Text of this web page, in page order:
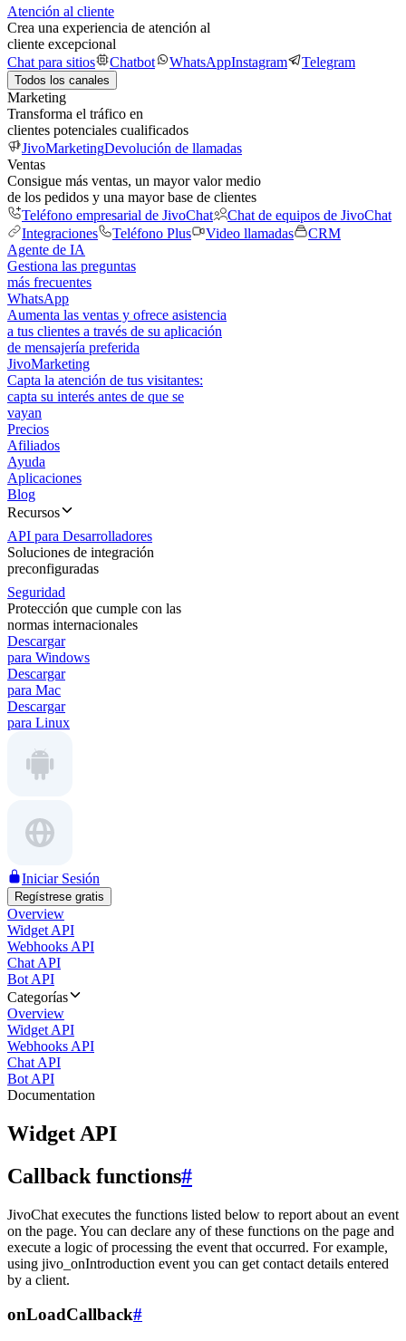
Atención al cliente
Crea una experiencia de atención al
cliente excepcional
Chat para sitios
Chatbot WhatsAppInstagram Telegram
Todos los canales
Marketing
Transforma el tráfico en
clientes potenciales cualificados
JivoMarketingDevolución de llamadas
Ventas
Consigue más ventas, un mayor valor medio
de los pedidos y una mayor base de clientes
Teléfono empresarial de JivoChat
Chat de equipos de JivoChat
Integraciones
Teléfono Plus Video llamadas
CRM
Agente de IA
Gestiona las preguntas
más frecuentes
WhatsApp
Aumenta las ventas y ofrece asistencia
a tus clientes a través de su aplicación
de mensajería preferida
JivoMarketing
Capta la atención de tus visitantes:
capta su interés antes de que se
vayan
Precios
Afiliados
Ayuda
Aplicaciones
Blog
Recursos
API para Desarrolladores
Soluciones de integración
preconfiguradas
Seguridad
Protección que cumple con las
normas internacionales
Descargar
para Windows
Descargar
para Mac
Descargar
para Linux
Iniciar Sesión
Regístrese gratis
Overview
Widget API
Webhooks API
Chat API
Bot API
Categorías
Overview
Widget API
Webhooks API
Chat API
Bot API
Documentation
Widget API
Callback functions#
JivoChat executes the functions listed below to report about an event
on the page. You can declare any of these functions on the page and
execute a logic of processing the event that occurred. For example,
using jivo_onIntroduction event you can get contact details entered
by a client.
onLoadCallback#